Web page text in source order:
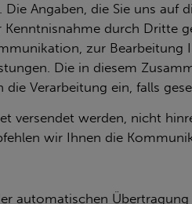
An­ga­ben, die Sie uns auf
durch Drit­te
zur
Die in die­sem
Ver­ar­bei­tung ein, falls
ver­sen­det wer­den, nicht
wir Ihnen die
au­to­ma­ti­schen